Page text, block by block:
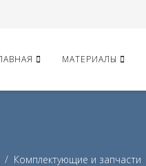
МАТЕРИАЛЫ
Комплектующие и запчасти